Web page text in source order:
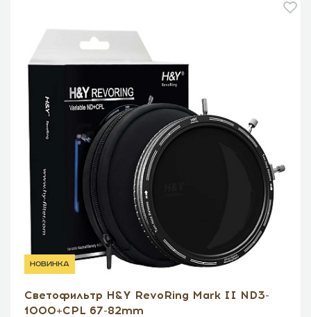
новинка
Светофильтр H&Y RevoRing Mark II ND3-
1000+CPL 67-82mm